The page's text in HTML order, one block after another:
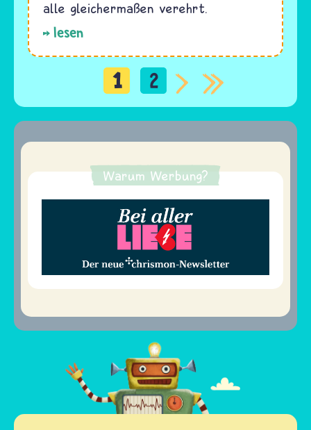
alle gleichermaßen verehrt.
lesen
Seitennummerierung
1 2
Warum Werbung?